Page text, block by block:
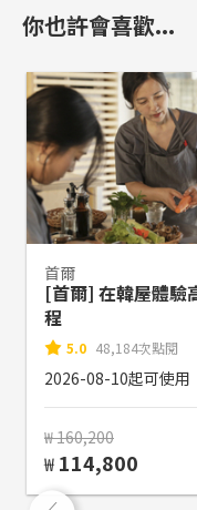
你也許會喜歡...
首爾
[首爾] 在韓屋體驗
程
5.0 48,184次點閱
2026-08-10起可使用
₩ 160,200
₩ 114,800